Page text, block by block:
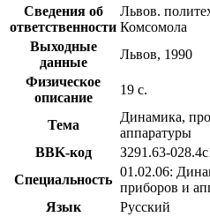
Сведения об
ответственности
Львов.
Комсомола
Выходные
данные
Львов, 1990
Физическое
описание
19 с.
Тема
Динамика,
аппаратуры
BBK-код
З291.63-
Специальность
01.02.06:
приборов и
Язык
Русский